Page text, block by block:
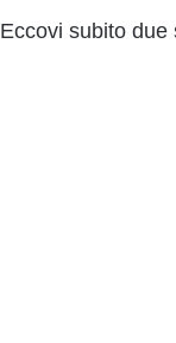
Eccovi subito due